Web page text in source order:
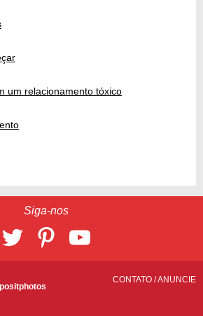
um relacionamento tóxico
Siga-nos
CONTATO /ANUNCIE